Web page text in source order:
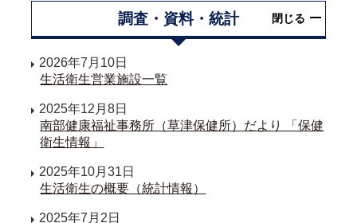
調査・資料・統計 閉じる
2026年7月10日
生活衛生営業施設一覧
2025年12月8日
南部健康福祉事務所（草津保健所）だより 「保健
衛生情報」
2025年10月31日
生活衛生の概要（統計情報）
2025年7月2日